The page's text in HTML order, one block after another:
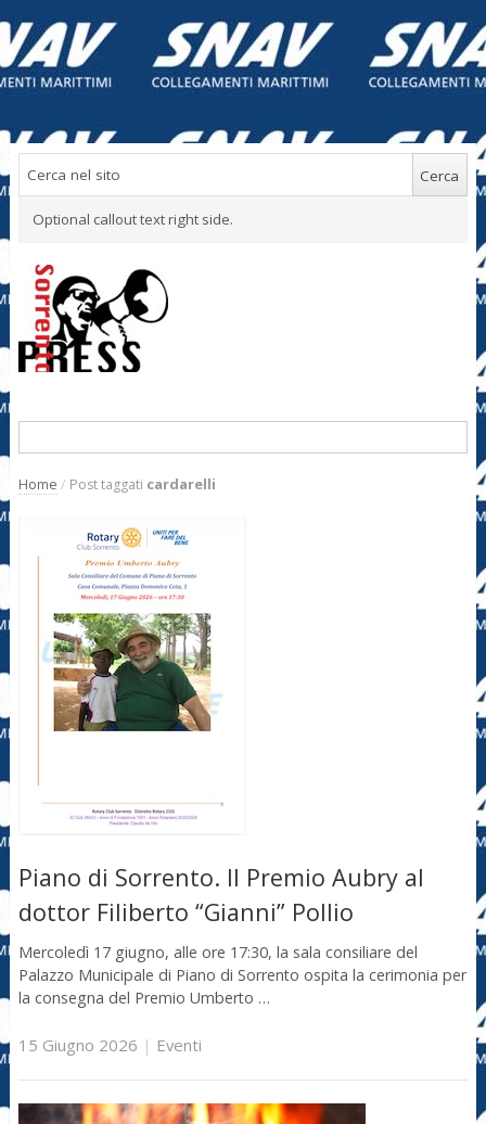
Optional callout text right side.
Home / Post taggati cardarelli
Piano di Sorrento. Il Premio Aubry al
dottor Filiberto “Gianni” Pollio
Mercoledì 17 giugno, alle ore 17:30, la sala consiliare del
Palazzo Municipale di Piano di Sorrento ospita la cerimonia per
la consegna del Premio Umberto …
15 Giugno 2026 | Eventi